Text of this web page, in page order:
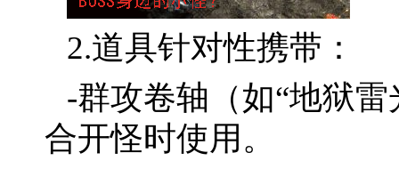
2.道具针对性携带：
-群攻卷轴（如“地狱
合开怪时使用。